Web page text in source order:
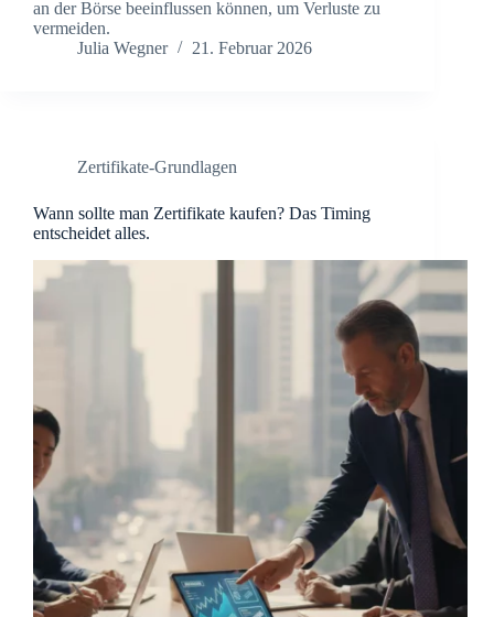
an der Börse beeinflussen können, um Verluste zu
vermeiden.
Julia Wegner
21. Februar 2026
Zertifikate-Grundlagen
Wann sollte man Zertifikate kaufen? Das Timing
entscheidet alles.